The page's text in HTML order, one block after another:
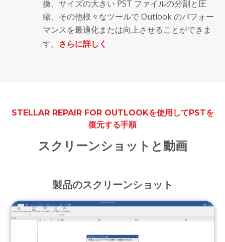
換、サイズの大きい PST ファイルの分割と圧
縮、その他様々なツールで Outlook のパフォー
マンスを最適化または向上させることができま
す。
さらに詳しく
STELLAR REPAIR FOR OUTLOOKを使用してPSTを
復元する手順
スクリーンショットと動画
製品のスクリーンショット